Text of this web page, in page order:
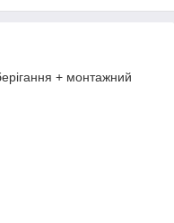
+ монтажний